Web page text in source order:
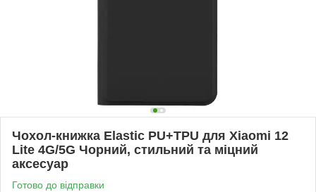
Чохол-книжка Elastic PU+TPU для Xiaomi 12
Lite 4G/5G Чорний, стильний та міцний
аксесуар
Готово до відправки